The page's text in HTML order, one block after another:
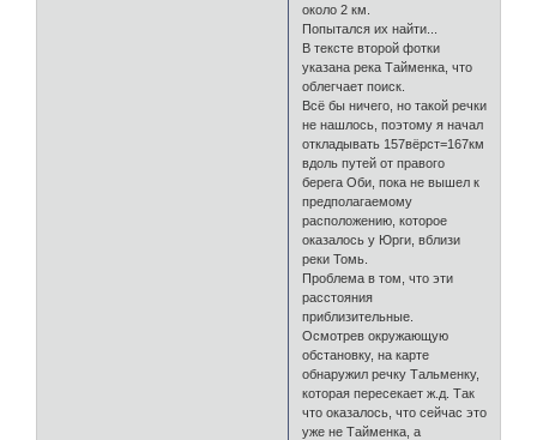
около 2 км.
Попытался их найти...
В тексте второй фотки
указана река Тайменка, что
облегчает поиск.
Всё бы ничего, но такой речки
не нашлось, поэтому я начал
откладывать 157вёрст=167км
вдоль путей от правого
берега Оби, пока не вышел к
предполагаемому
расположению, которое
оказалось у Юрги, вблизи
реки Томь.
Проблема в том, что эти
расстояния
приблизительные.
Осмотрев окружающую
обстановку, на карте
обнаружил речку Тальменку,
которая пересекает ж.д. Так
что оказалось, что сейчас это
уже не Тайменка, а